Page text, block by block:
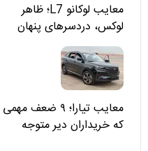
معایب لوکانو L7؛ ظاهر
لوکس، دردسرهای پنهان
معایب تیارا؛ ۹ ضعف مهمی
که خریداران دیر متوجه